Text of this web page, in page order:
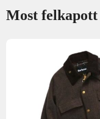
Most felkapott